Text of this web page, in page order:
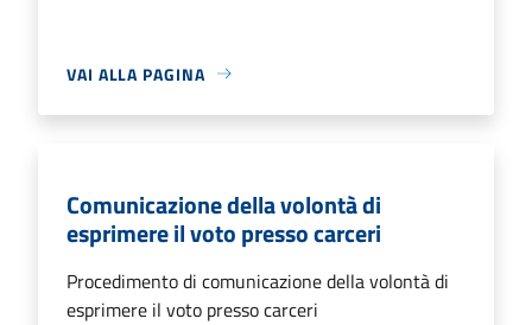
VAI ALLA PAGINA
Comunicazione della volontà di
esprimere il voto presso carceri
Procedimento di comunicazione della volontà di
esprimere il voto presso carceri